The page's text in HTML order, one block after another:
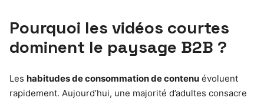
Pourquoi les vidéos courtes
dominent le paysage B2B ?
Les habitudes de consommation de contenu évoluent
rapidement. Aujourd’hui, une majorité d’adultes consacre